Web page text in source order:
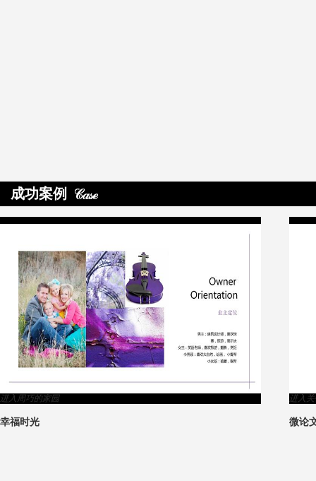
成功案例
进入周巧的家园
幸福时光
进入
微论
>